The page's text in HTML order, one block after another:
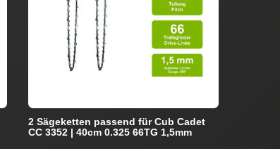
2 Sägeketten passend für Cub Cadet
CC 3352 | 40cm 0.325 66TG 1,5mm